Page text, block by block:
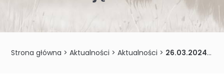
Strona główna >Aktualności >Aktualności > 26.03.2024 – otwarcie rejestracji na konferencję w IBS PAN